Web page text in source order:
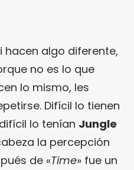
hacen algo diferente,
no es lo que
lo mismo, les
Difícil lo tienen
lo tenían Jungle
la percepción
de «Time» fue un